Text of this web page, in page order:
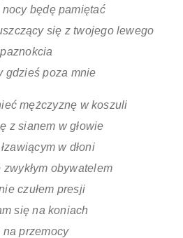
będę pamiętać
się z twojego lewego
paznokcia
gdzieś poza mnie
mężczyznę w koszuli
z sianem w głowie
w dłoni
obywatelem
czułem presji
się na koniach
na przemocy